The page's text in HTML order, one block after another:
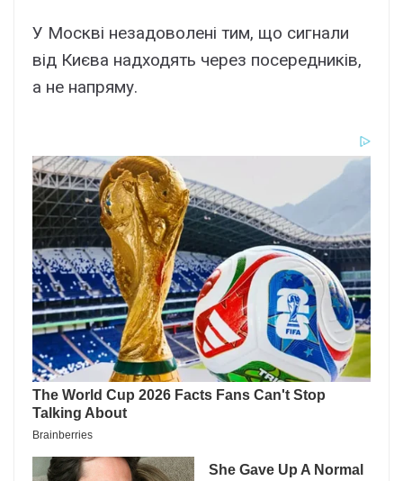
У Москві незадоволені тим, що сигнали
від Києва надходять через посередників,
а не напряму.